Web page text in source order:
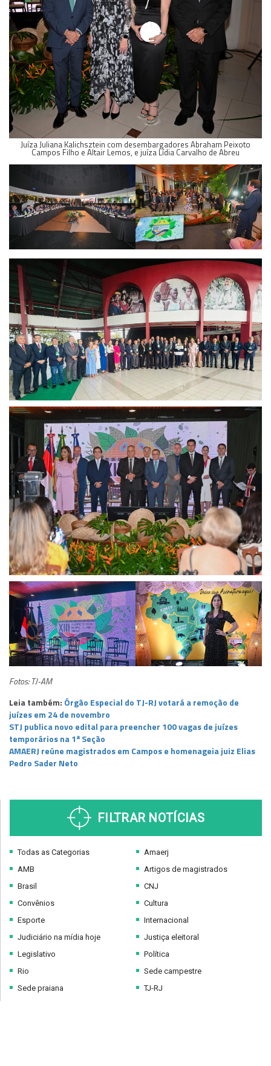
Juíza Juliana Kalichsztein com desembargadores Abraham Peixoto
Campos Filho e Altair Lemos, e juíza Lídia Carvalho de Abreu
Fotos: TJ-AM
Leia também: Órgão Especial do TJ-RJ votará a remoção de
juízes em 24 de novembro
STJ publica novo edital para preencher 100 vagas de juízes
temporários na 1ª Seção
AMAERJ reúne magistrados em Campos e homenageia juiz Elias
Pedro Sader Neto
FILTRAR NOTÍCIAS
Todas as Categorias
AMB
Brasil
Convênios
Esporte
Judiciário na mídia hoje
Legislativo
Rio
Sede praiana
Amaerj
Artigos de magistrados
CNJ
Cultura
Internacional
Justiça eleitoral
Política
Sede campestre
TJ-RJ